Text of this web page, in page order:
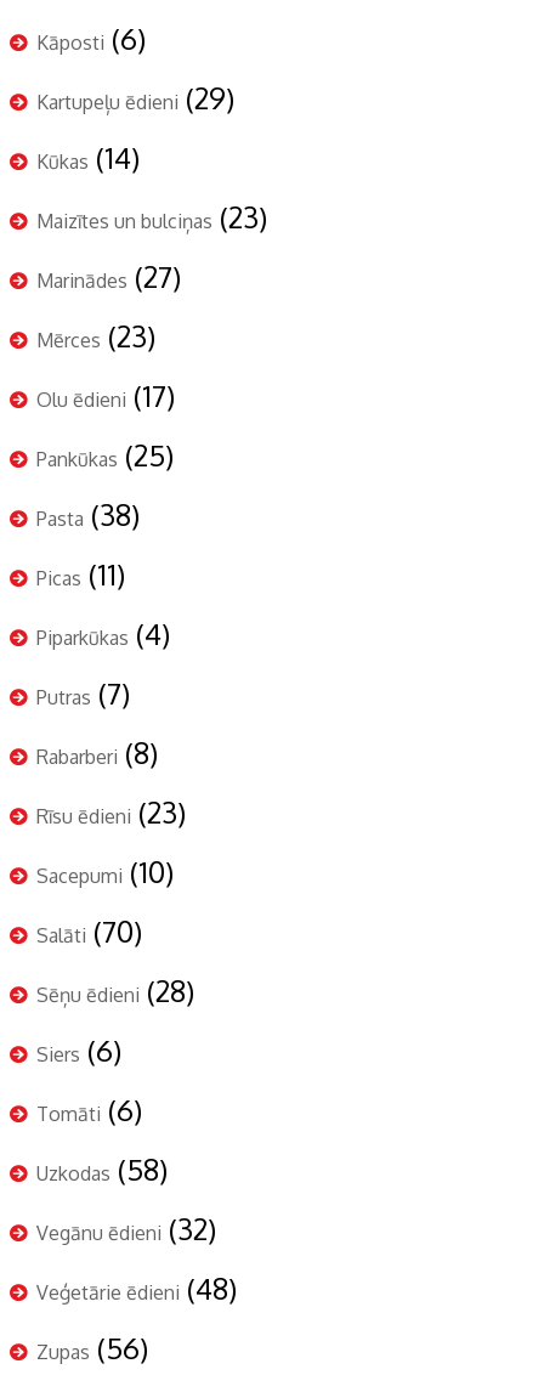
Kāposti (6)
Kartupeļu ēdieni (29)
Kūkas (14)
Maizītes un bulciņas (23)
Marinādes (27)
Mērces (23)
Olu ēdieni (17)
Pankūkas (25)
Pasta (38)
Picas (11)
Piparkūkas (4)
Putras (7)
Rabarberi (8)
Rīsu ēdieni (23)
Sacepumi (10)
Salāti (70)
Sēņu ēdieni (28)
Siers (6)
Tomāti (6)
Uzkodas (58)
Vegānu ēdieni (32)
Veģetārie ēdieni (48)
Zupas (56)